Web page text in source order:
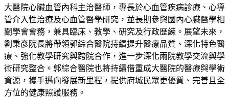
大醫院心臟血管內科主治醫師，專長於心血管疾病診療、心導
管介入性治療及心血管醫學研究，並長期參與國內心臟醫學相
關學會會務，兼具臨床、教學、研究及行政歷練。展望未來，
劉秉彥院長將帶領郭綜合醫院持續提升醫療品質、深化特色醫
療、強化教學研究與跨院合作，進一步深化兩院教學交流與學
術研究整合。郭綜合醫院也將持續借重成大醫院的醫療與學術
資源，攜手邁向發展新里程，提供府城民眾更優質、完善且全
方位的健康照護服務。